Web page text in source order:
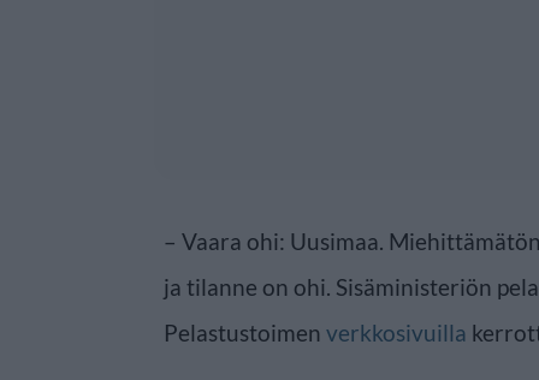
– Vaara ohi: Uusimaa.
ja tilanne on ohi. Sisäministeriön
Pelastustoimen verkkosivuilla